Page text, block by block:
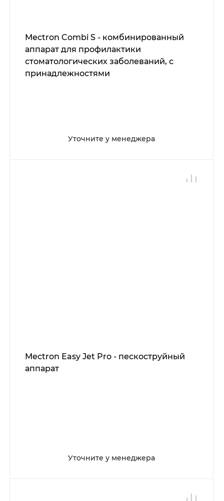
Mectron Combi S - комбинированный
аппарат для профилактики
стоматологических заболеваний, с
принадлежностями
Уточните у менеджера
Mectron Easy Jet Pro - пескоструйный
аппарат
Уточните у менеджера